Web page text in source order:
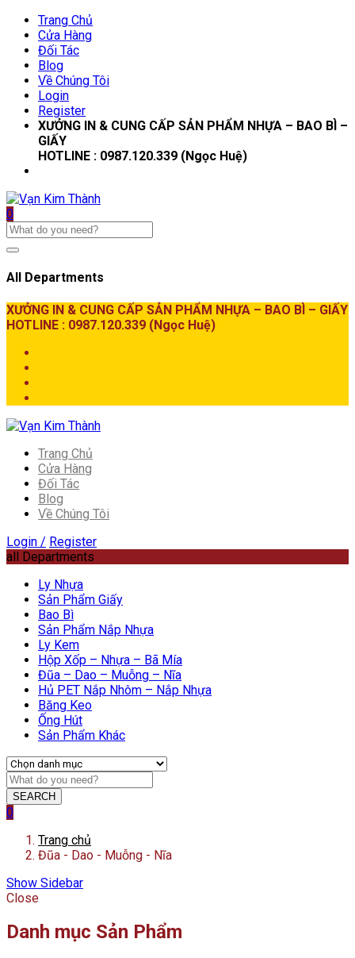
Trang Chủ
Cửa Hàng
Đối Tác
Blog
Về Chúng Tôi
Login
Register
XƯỞNG IN & CUNG CẤP SẢN PHẨM NHỰA – BAO BÌ –
GIẤY
HOTLINE : 0987.120.339 (Ngọc Huệ)
0
All Departments
XƯỞNG IN & CUNG CẤP SẢN PHẨM NHỰA – BAO BÌ – GIẤY
HOTLINE : 0987.120.339 (Ngọc Huệ)
Trang Chủ
Cửa Hàng
Đối Tác
Blog
Về Chúng Tôi
Login / Register
all Departments
Ly Nhựa
Sản Phẩm Giấy
Bao Bì
Sản Phẩm Nắp Nhựa
Ly Kem
Hộp Xốp – Nhựa – Bã Mía
Đũa – Dao – Muỗng – Nĩa
Hủ PET Nắp Nhôm – Nắp Nhựa
Băng Keo
Ống Hút
Sản Phẩm Khác
SEARCH
0
Trang chủ
Đũa - Dao - Muỗng - Nĩa
Show Sidebar
Close
Danh mục Sản Phẩm